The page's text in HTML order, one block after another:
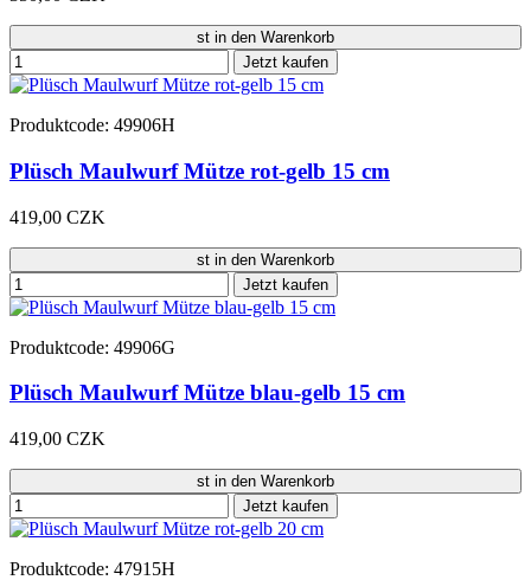
st in den Warenkorb
Jetzt kaufen
Produktcode: 49906H
Plüsch Maulwurf Mütze rot-gelb 15 cm
419,00 CZK
st in den Warenkorb
Jetzt kaufen
Produktcode: 49906G
Plüsch Maulwurf Mütze blau-gelb 15 cm
419,00 CZK
st in den Warenkorb
Jetzt kaufen
Produktcode: 47915H